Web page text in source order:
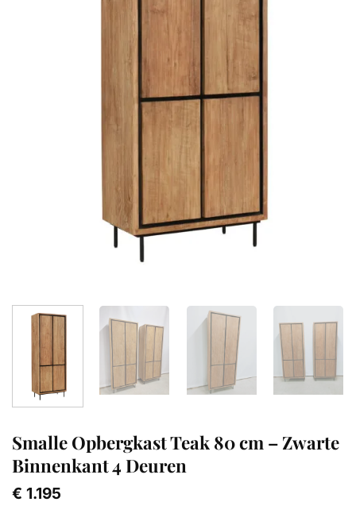
Smalle Opbergkast Teak 80 cm – Zwarte
Binnenkant 4 Deuren
€ 1.195